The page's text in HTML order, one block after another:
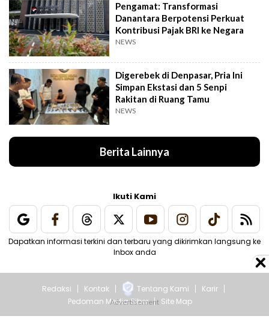
Pengamat: Transformasi
Danantara Berpotensi Perkuat
Kontribusi Pajak BRI ke Negara
NEWS
Digerebek di Denpasar, Pria Ini
Simpan Ekstasi dan 5 Senpi
Rakitan di Ruang Tamu
NEWS
Berita Lainnya
Ikuti Kami
Dapatkan informasi terkini dan terbaru yang dikirimkan langsung ke
Inbox anda
Redaksi Kontak Tentang Kami
Karir
Pedoman Media Siber
Site Map